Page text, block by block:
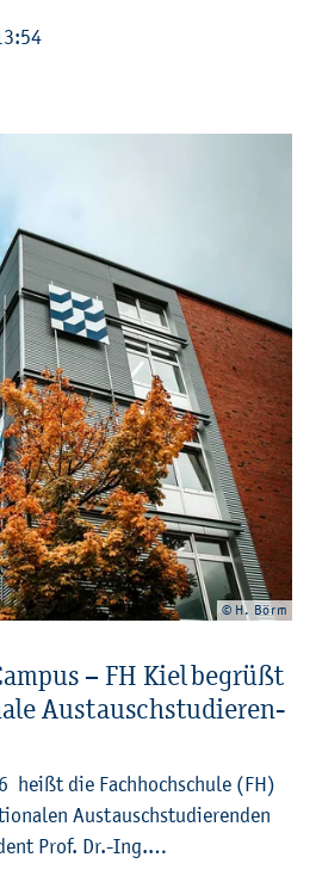
© H. Börm
– FH Kiel be­grü­ßt
Aus­tausch­stu­die­ren­
heißt die Fach­hoch­schu­le (FH)
Aus­tausch­stu­die­ren­den
Prof. Dr.-Ing.…